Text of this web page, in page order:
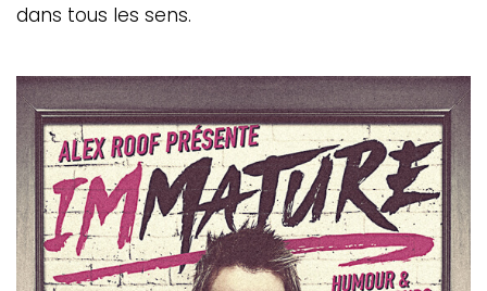
dans tous les sens.